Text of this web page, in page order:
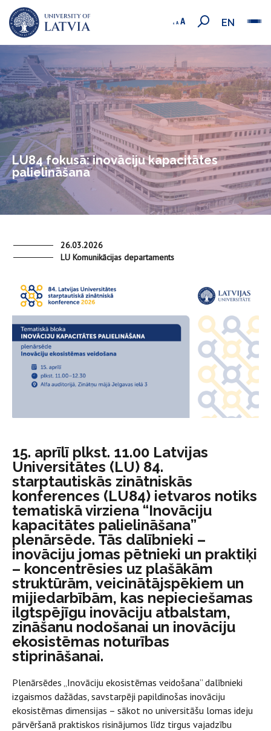
EN
LU84 fokusā: inovāciju kapacitātes
palielināšana
26.03.2026
LU Komunikācijas departaments
15. aprīlī plkst. 11.00 Latvijas
Universitātes (LU) 84.
starptautiskās zinātniskās
konferences (LU84) ietvaros notiks
tematiskā virziena “Inovāciju
kapacitātes palielināšana”
plenārsēde. Tās dalībnieki –
inovāciju jomas pētnieki un praktiķi
– koncentrēsies uz plašākām
struktūrām, veicinātājspēkiem un
mijiedarbībām, kas nepieciešamas
ilgtspējīgu inovāciju atbalstam,
zināšanu nodošanai un inovāciju
ekosistēmas noturības
stiprināšanai.
Plenārsēdes „Inovāciju ekosistēmas veidošana” dalībnieki
izgaismos dažādas, savstarpēji papildinošas inovāciju
ekosistēmas dimensijas – sākot no universitāšu lomas ideju
pārvēršanā praktiskos risinājumos līdz tirgus vajadzību